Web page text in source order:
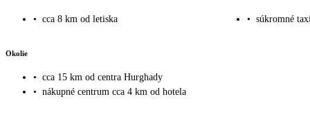
• cca 8 km od letiska • súkromné
Okolie
• cca 15 km od centra Hurghady
• nákupné centrum cca 4 km od hotela